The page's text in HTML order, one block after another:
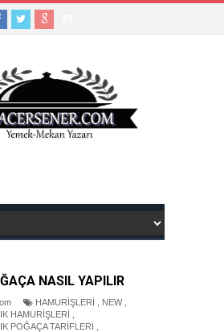
NASIL YAPILIR
HAMURİŞLERİ NEW,
HAMURİŞLERİ
POĞAÇA TARİFLERİ